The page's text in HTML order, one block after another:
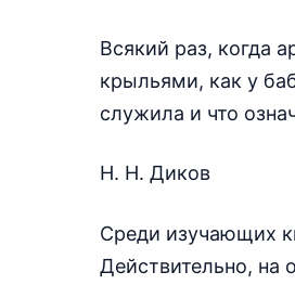
Всякий раз, когда
крыльями, как у
служила и что
Н. Н. Диков
Среди изучающих
Действительно, на